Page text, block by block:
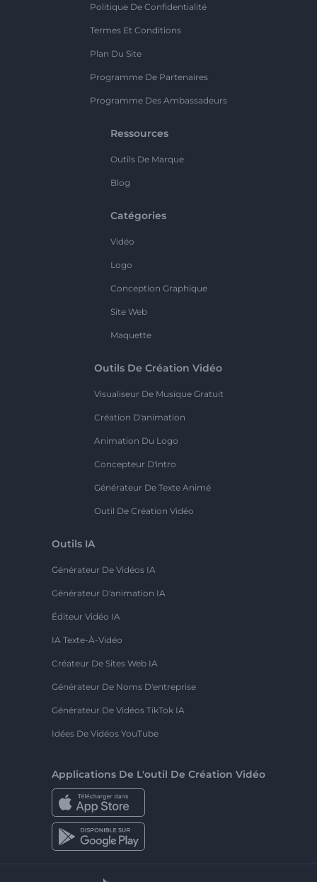
Politique De Confidentialité
Termes Et Conditions
Plan Du Site
Programme De Partenaires
Programme Des Ambassadeurs
Ressources
Outils De Marque
Blog
Catégories
Vidéo
Logo
Conception Graphique
Site Web
Maquette
Outils De Création Vidéo
Visualiseur De Musique Gratuit
Création D'animation
Animation Du Logo
Concepteur D'intro
Générateur De Texte Animé
Outil De Création Vidéo
Outils IA
Générateur De Vidéos IA
Générateur D'animation IA
Éditeur Vidéo IA
IA Texte-À-Vidéo
Créateur De Sites Web IA
Générateur De Noms D'entreprise
Générateur De Vidéos TikTok IA
Idées De Vidéos YouTube
Applications De L'outil De Création Vidéo